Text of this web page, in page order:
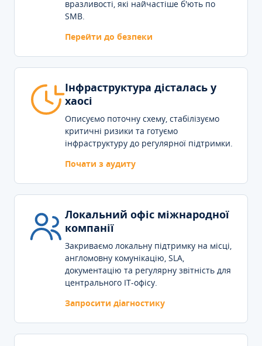
вразливості, які найчастіше б'ють по
SMB.
Перейти до безпеки
Інфраструктура дісталась у
хаосі
Описуємо поточну схему, стабілізуємо
критичні ризики та готуємо
інфраструктуру до регулярної підтримки.
Почати з аудиту
Локальний офіс міжнародної
компанії
Закриваємо локальну підтримку на місці,
англомовну комунікацію, SLA,
документацію та регулярну звітність для
центрального IT-офісу.
Запросити діагностику